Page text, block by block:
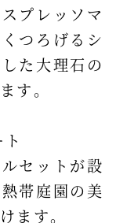
プレッソマ
つろげるシ
た大理石の
す。
セットが設
帯庭園の美
ます。